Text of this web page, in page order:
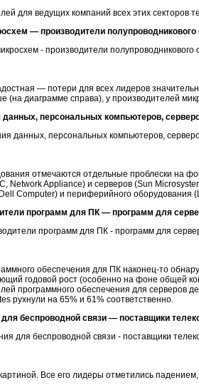
для ведущих компаний всех этих секторов
— производители полупроводникового
— потери для всех лидеров
(на диаграмме справа), у производителей
данных, персональных компьютеров,
отмечаются отдельные проблески на
Network Appliance) и серверов (Sun
Computer) и периферийного оборудования
программ для ПК — программ для
обеспечения для ПК наконец-то
годовой рост (особенно на фоне общей
программного обеспечения для серверов
рухнули на 65% и 61% соответственно.
беспроводной связи — поставщики
Все его лидеры отметились